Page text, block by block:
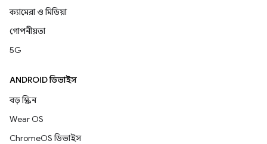
ক্যামেরা ও মিডিয়া
গোপনীয়তা
5G
ANDROID ডিভাইস
বড় স্ক্রিন
Wear OS
ChromeOS ডিভাইস